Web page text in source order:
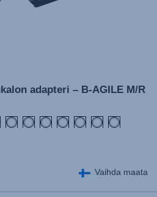
adapteri – B-AGILE M/R
Vaihda maata